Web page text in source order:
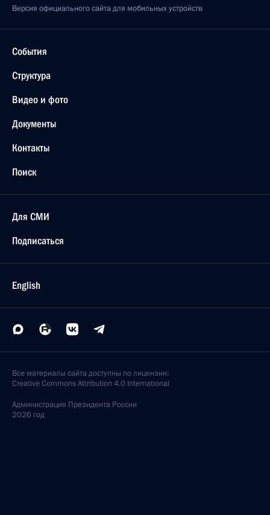
Версия официального сайта для мобильных устройств
События
Структура
Видео и фото
Документы
Контакты
Поиск
Для СМИ
Подписаться
English
Все материалы сайта доступны по лицензии:
Creative Commons Attribution 4.0 International
Администрация Президента России
2026 год